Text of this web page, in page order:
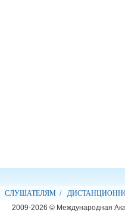
СЛУШАТЕЛЯМ /
2009-2026 © Международная